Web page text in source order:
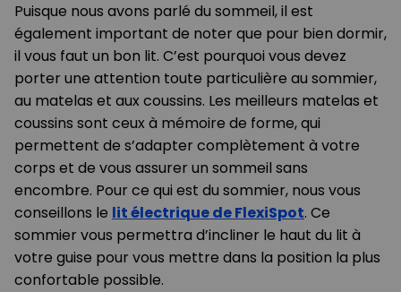
Puisque nous avons parlé du sommeil, il est
également important de noter que pour bien dormir,
il vous faut un bon lit. C’est pourquoi vous devez
porter une attention toute particulière au sommier,
au matelas et aux coussins. Les meilleurs matelas et
coussins sont ceux à mémoire de forme, qui
permettent de s’adapter complètement à votre
corps et de vous assurer un sommeil sans
encombre. Pour ce qui est du sommier, nous vous
conseillons le lit électrique de FlexiSpot. Ce
sommier vous permettra d’incliner le haut du lit à
votre guise pour vous mettre dans la position la plus
confortable possible.